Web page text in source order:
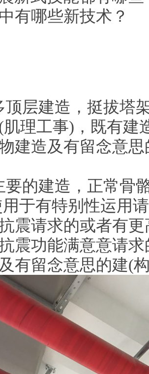
有哪些新技术？
层建造，挺拔塔
理工事)，既有建
建造及有留念意
的建造，正常骨
于有特别性运用
震请求的或者有
震功能满意意请
有留念意思的建(